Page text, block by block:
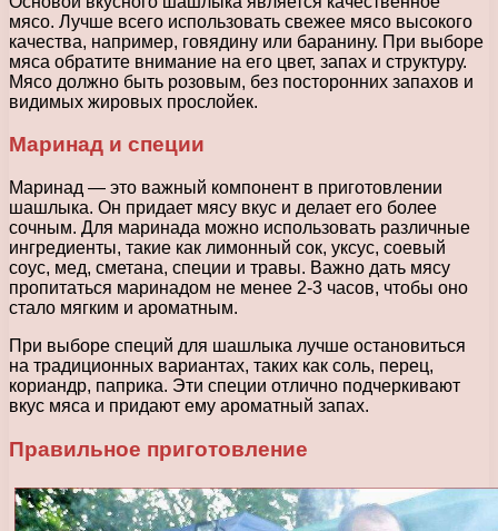
мясо. Лучше всего использовать свежее мясо высокого
качества, например, говядину или баранину. При выборе
мяса обратите внимание на его цвет, запах и структуру.
Мясо должно быть розовым, без посторонних запахов и
видимых жировых прослойек.
Маринад и специи
Маринад — это важный компонент в приготовлении
шашлыка. Он придает мясу вкус и делает его более
сочным. Для маринада можно использовать различные
ингредиенты, такие как лимонный сок, уксус, соевый
соус, мед, сметана, специи и травы. Важно дать мясу
пропитаться маринадом не менее 2-3 часов, чтобы оно
стало мягким и ароматным.
При выборе специй для шашлыка лучше остановиться
на традиционных вариантах, таких как соль, перец,
кориандр, паприка. Эти специи отлично подчеркивают
вкус мяса и придают ему ароматный запах.
Правильное приготовление